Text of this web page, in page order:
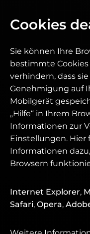
Cookies
Sie können Ihre
bestimmte
verhindern, dass
Genehmigung auf
Mobilgerät
„Hilfe“ in Ihrem
Informationen zur
Einstellungen. Hier
Informationen
Browsern
Internet Explorer,
Safari, Opera,